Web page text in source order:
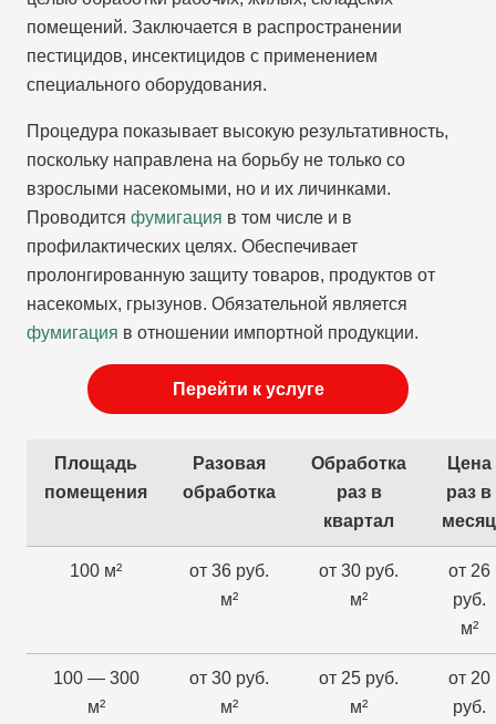
помещений. Заключается в распространении
пестицидов, инсектицидов с применением
специального оборудования.
Процедура показывает высокую результативность,
поскольку направлена на борьбу не только со
взрослыми насекомыми, но и их личинками.
Проводится фумигация в том числе и в
профилактических целях. Обеспечивает
пролонгированную защиту товаров, продуктов от
насекомых, грызунов. Обязательной является
фумигация в отношении импортной продукции.
Перейти к услуге
Площадь
помещения
Разовая
обработка
Обработка
раз в
квартал
Цена
раз в
месяц
100 м²
от 36 руб.
м²
от 30 руб.
м²
от 26
руб.
м²
100 — 300
м²
от 30 руб.
м²
от 25 руб.
м²
от 20
руб.